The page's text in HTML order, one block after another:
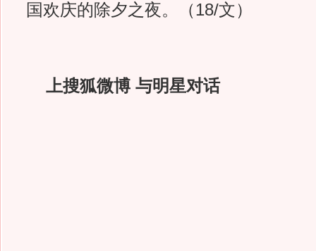
国欢庆的除夕之夜。（18/文）
上搜狐微博 与明星对话